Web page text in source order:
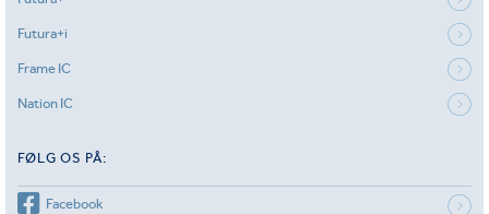
Futura+i
Frame IC
Nation IC
FØLG OS PÅ:
Facebook